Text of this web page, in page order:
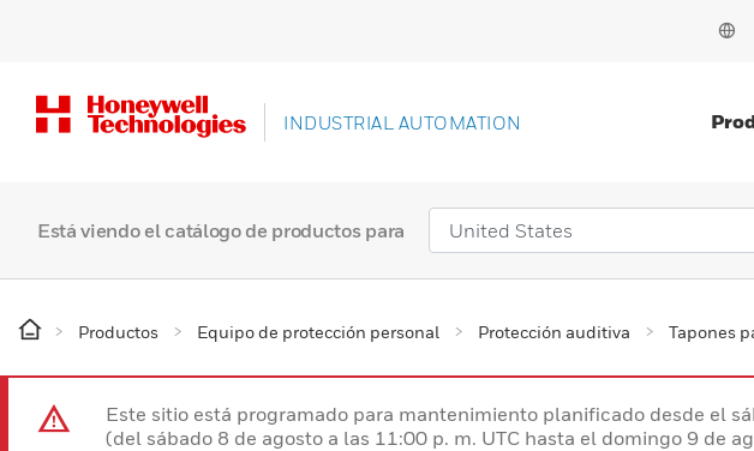
INDUSTRIAL AUTOMATION
Está viendo el catálogo de productos para
Productos Equipo de protección personal Protección auditiva Tapones
Este sitio está programado para mantenimiento planificado desde el
(del sábado 8 de agosto a las 11:00 p. m. UTC hasta el domingo 9 de